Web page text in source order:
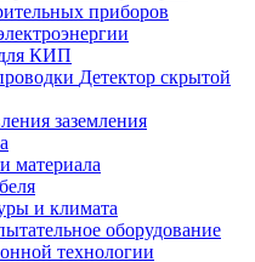
приборов
КИП
Детектор скрытой
заземления
материала
и климата